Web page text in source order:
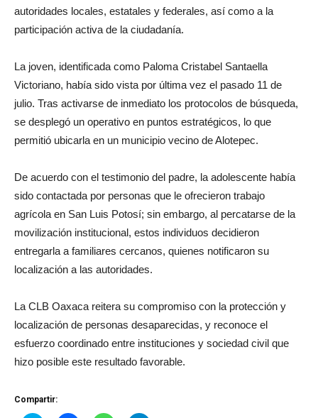
autoridades locales, estatales y federales, así como a la
participación activa de la ciudadanía.
La joven, identificada como Paloma Cristabel Santaella
Victoriano, había sido vista por última vez el pasado 11 de
julio. Tras activarse de inmediato los protocolos de búsqueda,
se desplegó un operativo en puntos estratégicos, lo que
permitió ubicarla en un municipio vecino de Alotepec.
De acuerdo con el testimonio del padre, la adolescente había
sido contactada por personas que le ofrecieron trabajo
agrícola en San Luis Potosí; sin embargo, al percatarse de la
movilización institucional, estos individuos decidieron
entregarla a familiares cercanos, quienes notificaron su
localización a las autoridades.
La CLB Oaxaca reitera su compromiso con la protección y
localización de personas desaparecidas, y reconoce el
esfuerzo coordinado entre instituciones y sociedad civil que
hizo posible este resultado favorable.
Compartir: